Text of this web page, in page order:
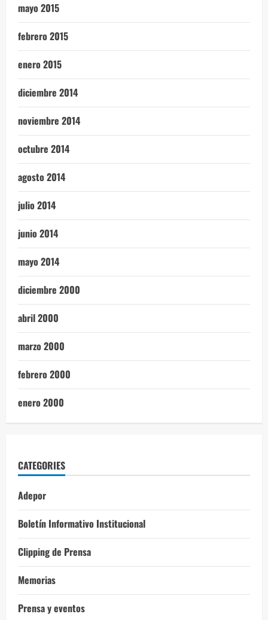
mayo 2015
febrero 2015
enero 2015
diciembre 2014
noviembre 2014
octubre 2014
agosto 2014
julio 2014
junio 2014
mayo 2014
diciembre 2000
abril 2000
marzo 2000
febrero 2000
enero 2000
CATEGORIES
Adepor
Boletín Informativo Institucional
Clipping de Prensa
Memorias
Prensa y eventos